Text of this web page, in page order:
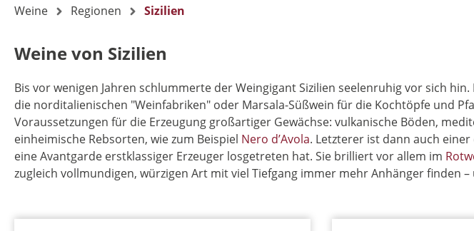
Weine Regionen Sizilien
Weine von Sizilien
Bis vor wenigen Jahren schlummerte der Weingigant Sizilien seelenruhig vor sich
die norditalienischen "Weinfabriken" oder Marsala-Süßwein für die Kochtöpfe und
Voraussetzungen für die Erzeugung großartiger Gewächse: vulkanische Böden,
einheimische Rebsorten, wie zum Beispiel Nero d’Avola. Letzterer ist dann auch
eine Avantgarde erstklassiger Erzeuger losgetreten hat. Sie brilliert vor allem im
zugleich vollmundigen, würzigen Art mit viel Tiefgang immer mehr Anhänger finden